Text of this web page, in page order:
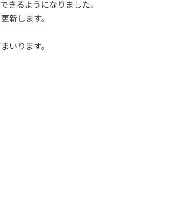
きるようになりました。
新します。
いります。